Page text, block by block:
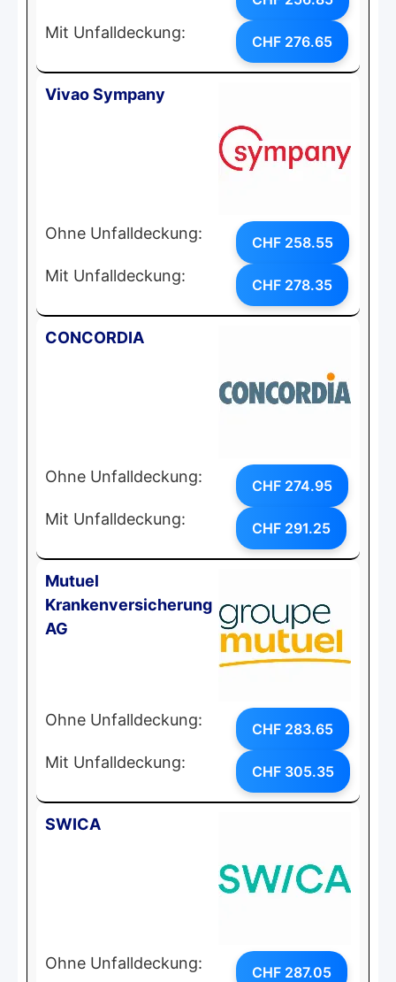
Mit Unfalldeckung: CHF 276.65
Vivao Sympany
Ohne Unfalldeckung: CHF 258.55
Mit Unfalldeckung: CHF 278.35
CONCORDIA
Ohne Unfalldeckung: CHF 274.95
Mit Unfalldeckung: CHF 291.25
Mutuel
Krankenversicherung
AG
Ohne Unfalldeckung: CHF 283.65
Mit Unfalldeckung: CHF 305.35
SWICA
Ohne Unfalldeckung: CHF 287.05